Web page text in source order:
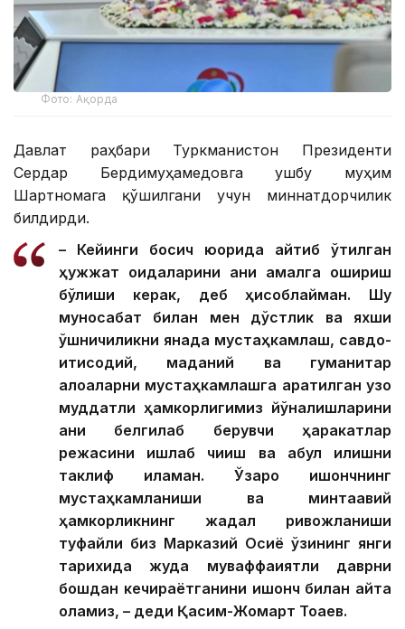
Фото: Ақорда
Давлат раҳбари Туркманистон Президенти
Сердар Бердимуҳамедовга ушбу муҳим
Шартномага қўшилгани учун миннатдорчилик
билдирди.
– Кейинги босқич юқорида айтиб ўтилган
ҳужжат қоидаларини аниқ амалга ошириш
бўлиши керак, деб ҳисоблайман. Шу
муносабат билан мен дўстлик ва яхши
қўшничиликни янада мустаҳкамлаш, савдо-
иқтисодий, маданий ва гуманитар
алоқаларни мустаҳкамлашга қаратилган узоқ
муддатли ҳамкорлигимиз йўналишларини
аниқ белгилаб берувчи ҳаракатлар
режасини ишлаб чиқиш ва қабул қилишни
таклиф қиламан. Ўзаро ишончнинг
мустаҳкамланиши ва минтақавий
ҳамкорликнинг жадал ривожланиши
туфайли биз Марказий Осиё ўзининг янги
тарихида жуда муваффақиятли даврни
бошдан кечираётганини ишонч билан айта
оламиз, – деди Қасим-Жомарт Тоқаев.